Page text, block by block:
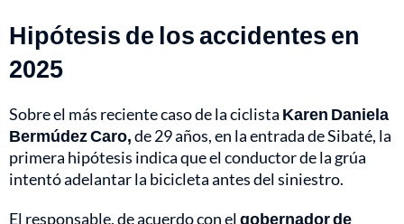
Hipótesis de los accidentes en
2025
Sobre el más reciente caso de la ciclista Karen Daniela
Bermúdez Caro,de 29 años, en la entrada de Sibaté, la
primera hipótesis indica que el conductor de la grúa
intentó adelantar la bicicleta antes del siniestro.
El responsable, de acuerdo con elgobernador de